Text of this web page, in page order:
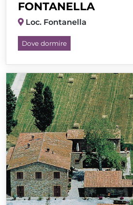
FONTANELLA
Loc. Fontanella
Dove dormire